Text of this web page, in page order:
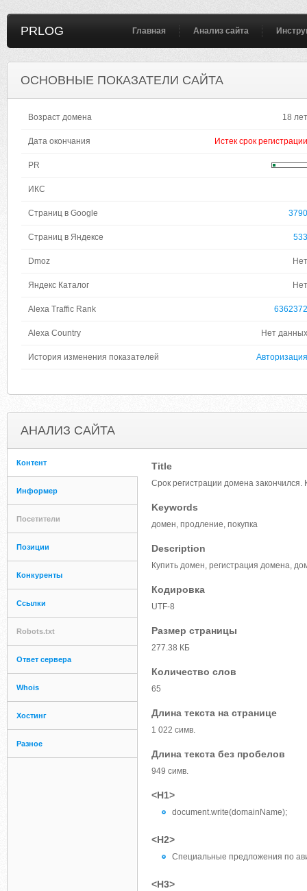
PRLOG Главная Анализ сайта
ОСНОВНЫЕ ПОКАЗАТЕЛИ САЙТА
Возраст домена 18 лет
Дата окончания Истек срок регистрации
PR
ИКС
Страниц в Google 3790
Страниц в Яндексе 533
Dmoz Нет
Яндекс Каталог Нет
Alexa Traffic Rank 6362372
Alexa Country Нет данных
История изменения показателей Авторизация
АНАЛИЗ САЙТА
Контент
Информер
Посетители
Позиции
Конкуренты
Ссылки
Robots.txt
Ответ сервера
Whois
Хостинг
Разное
Title
Срок регистрации домена закончился.
Keywords
домен, продление, покупка
Description
Купить домен, регистрация домена,
Кодировка
UTF-8
Размер страницы
277.38 КБ
Количество слов
65
Длина текста на странице
1 022 симв.
Длина текста без пробелов
949 симв.
<H1>
document.write(domainName);
<H2>
Специальные предложения по
<H3>